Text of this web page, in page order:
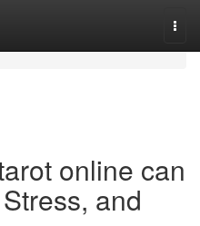
online can
and